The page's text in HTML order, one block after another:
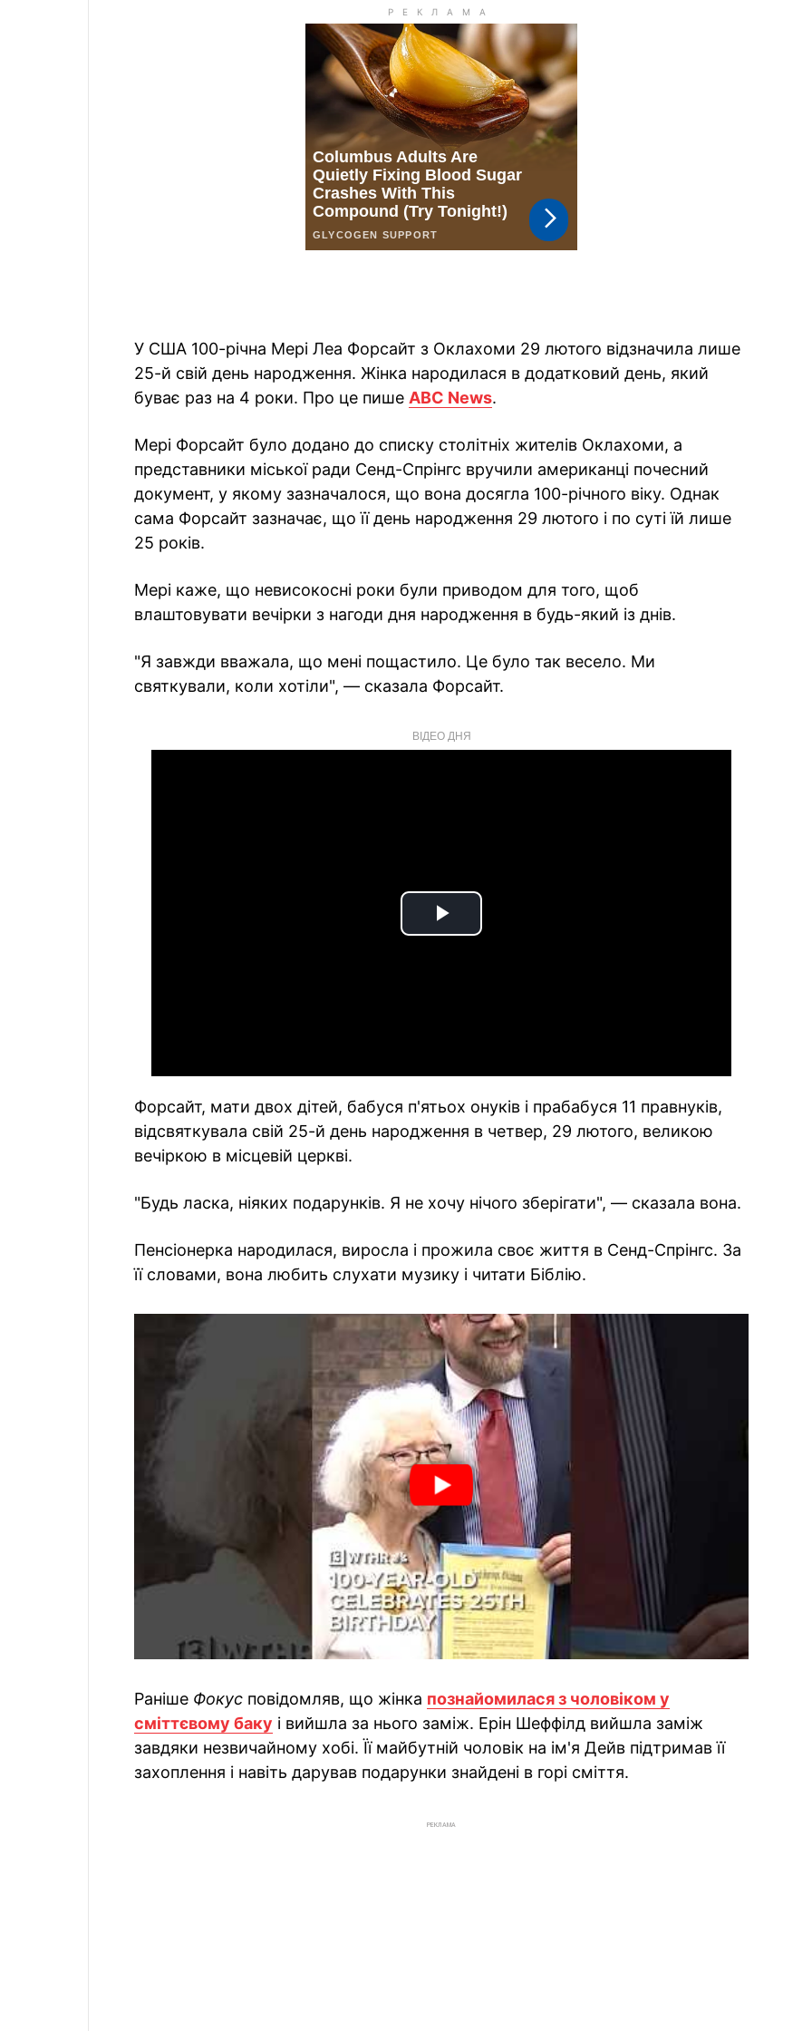
У США 100-річна Мері Леа Форсайт з Оклахоми 29 лютого відзначила лише
25-й свій день народження. Жінка народилася в додатковий день, який
буває раз на 4 роки. Про це пише ABC News.
Мері Форсайт було додано до списку столітніх жителів Оклахоми, а
представники міської ради Сенд-Спрінгс вручили американці почесний
документ, у якому зазначалося, що вона досягла 100-річного віку. Однак
сама Форсайт зазначає, що її день народження 29 лютого і по суті їй лише
25 років.
Мері каже, що невисокосні роки були приводом для того, щоб
влаштовувати вечірки з нагоди дня народження в будь-який із днів.
"Я завжди вважала, що мені пощастило. Це було так весело. Ми
святкували, коли хотіли", — сказала Форсайт.
ВІДЕО ДНЯ
Play
Форсайт, мати двох дітей, бабуся п'ятьох онуків і прабабуся 11 правнуків,
відсвяткувала свій 25-й день народження в четвер, 29 лютого, великою
вечіркою в місцевій церкві.
"Будь ласка, ніяких подарунків. Я не хочу нічого зберігати", — сказала вона.
Пенсіонерка народилася, виросла і прожила своє життя в Сенд-Спрінгс. За
її словами, вона любить слухати музику і читати Біблію.
Раніше Фокус повідомляв, що жінка познайомилася з чоловіком у
сміттєвому баку і вийшла за нього заміж. Ерін Шеффілд вийшла заміж
завдяки незвичайному хобі. Її майбутній чоловік на ім'я Дейв підтримав її
захоплення і навіть дарував подарунки знайдені в горі сміття.
РЕКЛАМА